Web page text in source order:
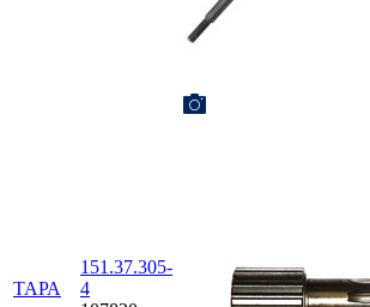
ТАРА
151.37.305-
4